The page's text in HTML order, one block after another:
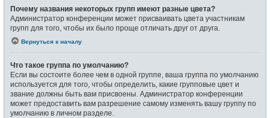
Почему названия некоторых групп имеют разные цвета?
Администратор конференции может присваивать цвета участникам
групп для того, чтобы их было проще отличать друг от друга.
Вернуться к началу
Что такое группа по умолчанию?
Если вы состоите более чем в одной группе, ваша группа по умолчанию
используется для того, чтобы определить, какие групповые цвет и
звание должны быть вам присвоены. Администратор конференции
может предоставить вам разрешение самому изменять вашу группу по
умолчанию в личном разделе.